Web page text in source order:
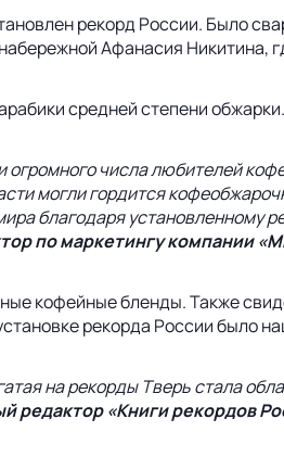
рекорд России. Было
Афанасия Никитина,
средней степени
числа любителей
могли гордится
благодаря установленному
по маркетингу компании
кофейные бленды. Также
рекорда России было
на рекорды Тверь стала
редактор «Книги рекордов